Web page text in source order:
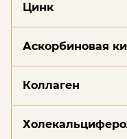
Цинк
Аскорбиновая
Коллаген